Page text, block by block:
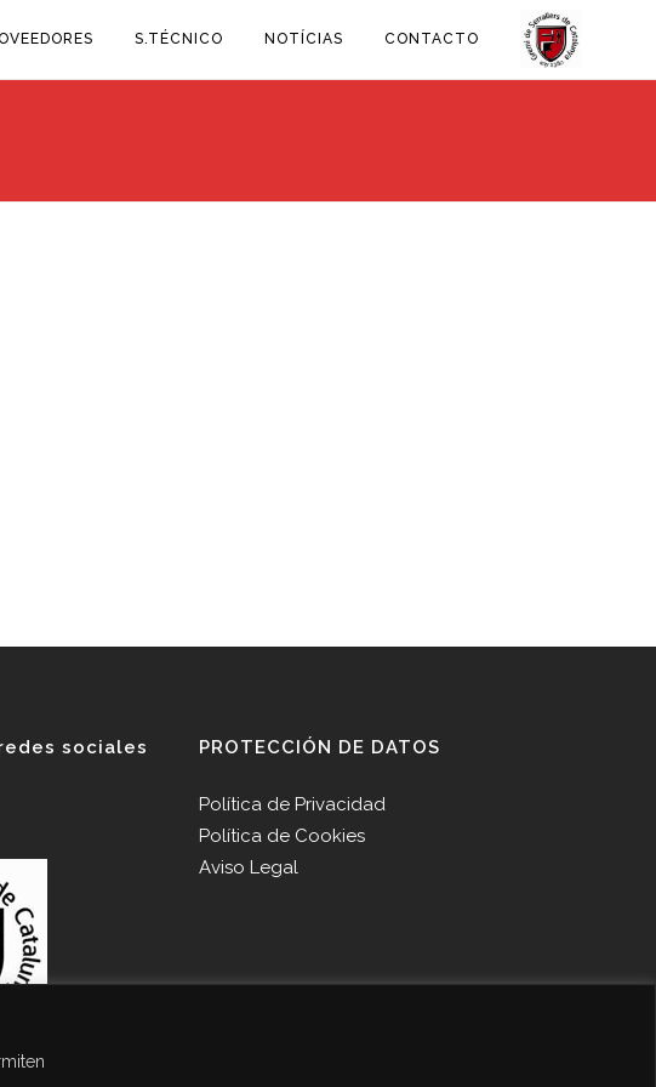
S.TÉCNICO NOTÍCIAS CONTACTO
sociales PROTECCIÓN DE DATOS
Política de Privacidad
Política de Cookies
Aviso Legal